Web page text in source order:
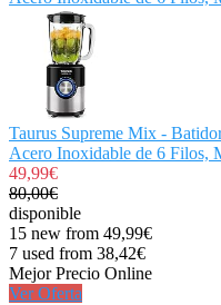
Taurus Supreme Mix -
Acero Inoxidable de 6 Filos,
49,99€
80,00€
disponible
15 new from 49,99€
7 used from 38,42€
Mejor Precio Online
Ver Oferta